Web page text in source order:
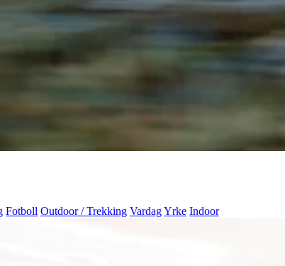
Fotboll Outdoor / Trekking VardagYrke Indoor